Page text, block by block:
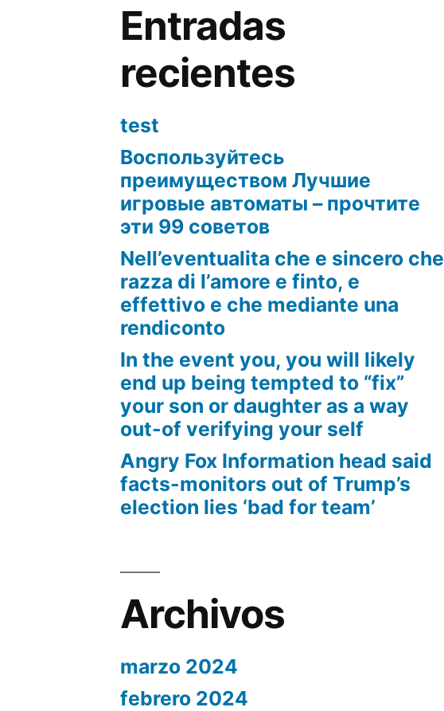
Entradas
recientes
test
Воспользуйтесь
преимуществом Лучшие
игровые автоматы – прочтите
эти 99 советов
Nell’eventualita che e sincero che
razza di l’amore e finto, e
effettivo e che mediante una
rendiconto
In the event you, you will likely
end up being tempted to “fix”
your son or daughter as a way
out-of verifying your self
Angry Fox Information head said
facts-monitors out of Trump’s
election lies ‘bad for team’
Archivos
marzo 2024
febrero 2024